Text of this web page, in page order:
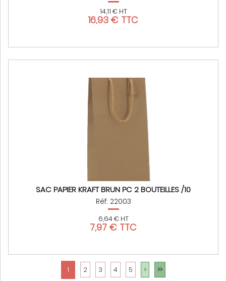
14,11 € HT
16,93 € TTC
SAC PAPIER KRAFT BRUN PC 2 BOUTEILLES /10
Réf: 22003
6,64 € HT
7,97 € TTC
1 2 3 4 5 > >>